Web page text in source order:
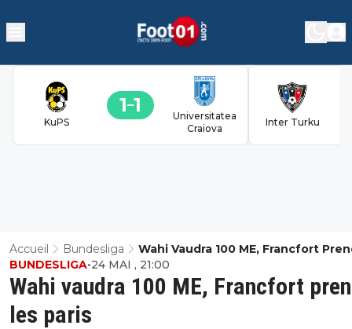
KuPS
1 1
Universitatea
Craiova
Inter Turku
Accueil Bundesliga
Wahi Vaudra 100 ME, Francfort
Paris
Wahi vaudra 100 ME, Francfort
les paris
BUNDESLIGA•24 MAI , 21:00